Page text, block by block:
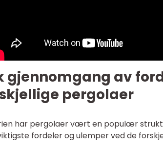
gjennomgang av
pergolaer
har pergolaer vært en populær
fordeler og ulemper ved de